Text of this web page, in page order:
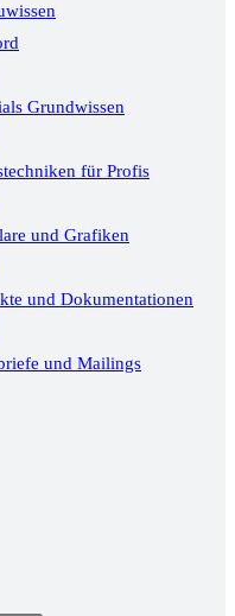
Grundwissen
für Profis
und Grafiken
und Dokumentationen
und Mailings